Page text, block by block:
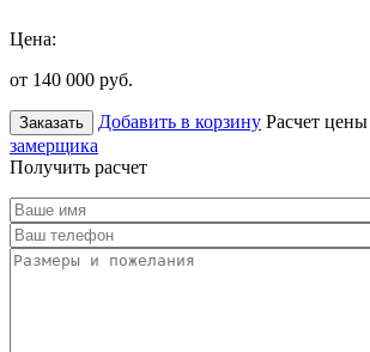
Цена:
от 140 000 руб.
Заказать Добавить в корзину Расчет цены
замерщика
Получить расчет